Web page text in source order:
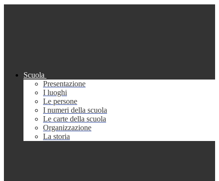
Scuola
Presentazione
I luoghi
Le persone
I numeri della scuola
Le carte della scuola
Organizzazione
La storia